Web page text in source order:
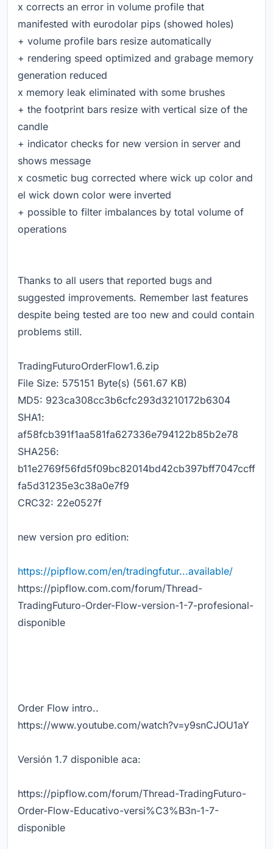
x corrects an error in volume profile that
manifested with eurodolar pips (showed holes)
+ volume profile bars resize automatically
+ rendering speed optimized and grabage memory
generation reduced
x memory leak eliminated with some brushes
+ the footprint bars resize with vertical size of the
candle
+ indicator checks for new version in server and
shows message
x cosmetic bug corrected where wick up color and
el wick down color were inverted
+ possible to filter imbalances by total volume of
operations
Thanks to all users that reported bugs and
suggested improvements. Remember last features
despite being tested are too new and could contain
problems still.
TradingFuturoOrderFlow1.6.zip
File Size: 575151 Byte(s) (561.67 KB)
MD5: 923ca308cc3b6cfc293d3210172b6304
SHA1:
af58fcb391f1aa581fa627336e794122b85b2e78
SHA256:
b11e2769f56fd5f09bc82014bd42cb397bff7047ccff
fa5d31235e3c38a0e7f9
CRC32: 22e0527f
new version pro edition:
https://pipflow.com/en/tradingfutur...available/
https://pipflow.com.com/forum/Thread-
TradingFuturo-Order-Flow-version-1-7-profesional-
disponible
Order Flow intro..
https://www.youtube.com/watch?v=y9snCJOU1aY
Versión 1.7 disponible aca:
https://pipflow.com/forum/Thread-TradingFuturo-
Order-Flow-Educativo-versi%C3%B3n-1-7-
disponible